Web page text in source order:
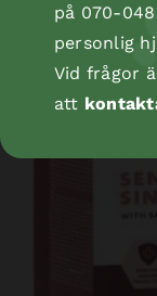
på 070-
personlig
Vid frågor
att